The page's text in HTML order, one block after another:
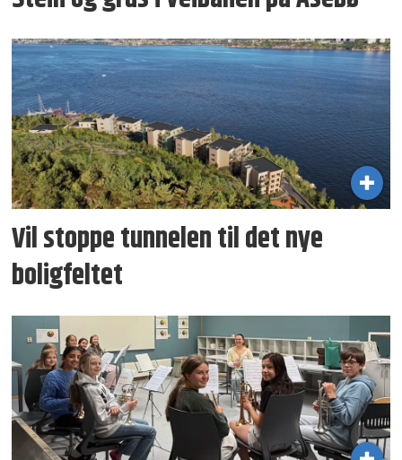
Vil stoppe tunnelen til det nye
boligfeltet